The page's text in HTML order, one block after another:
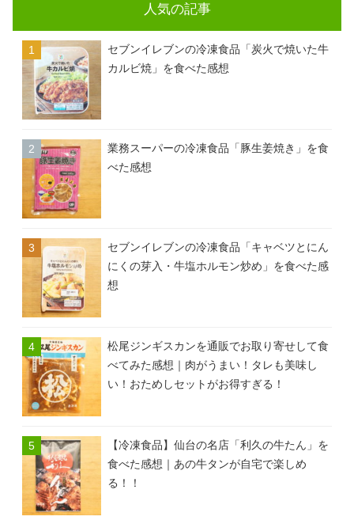
人気の記事
セブンイレブンの冷凍食品「炭火で焼いた牛
カルビ焼」を食べた感想
業務スーパーの冷凍食品「豚生姜焼き」を食
べた感想
セブンイレブンの冷凍食品「キャベツとにん
にくの芽入・牛塩ホルモン炒め」を食べた感
想
松尾ジンギスカンを通販でお取り寄せして食
べてみた感想｜肉がうまい！タレも美味し
い！おためしセットがお得すぎる！
【冷凍食品】仙台の名店「利久の牛たん」を
食べた感想｜あの牛タンが自宅で楽しめ
る！！